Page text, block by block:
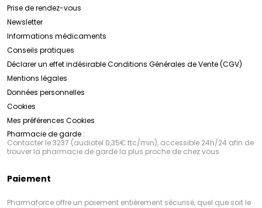
Prise de rendez-vous
Newsletter
Informations médicaments
Conseils pratiques
Déclarer un effet indésirableConditions Générales de Vente (CGV)
Mentions légales
Données personnelles
Cookies
Mes préférences Cookies
Pharmacie de garde :
Contacter le 3237 (audiotel 0,35€ ttc/min), accessible 24h/24 afin de
trouver la pharmacie de garde la plus proche de chez vous
Paiement
Pharmaforce offre un paiement entièrement sécurisé, quel que soit le